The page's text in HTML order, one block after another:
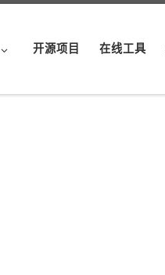
开源项目 在线工具